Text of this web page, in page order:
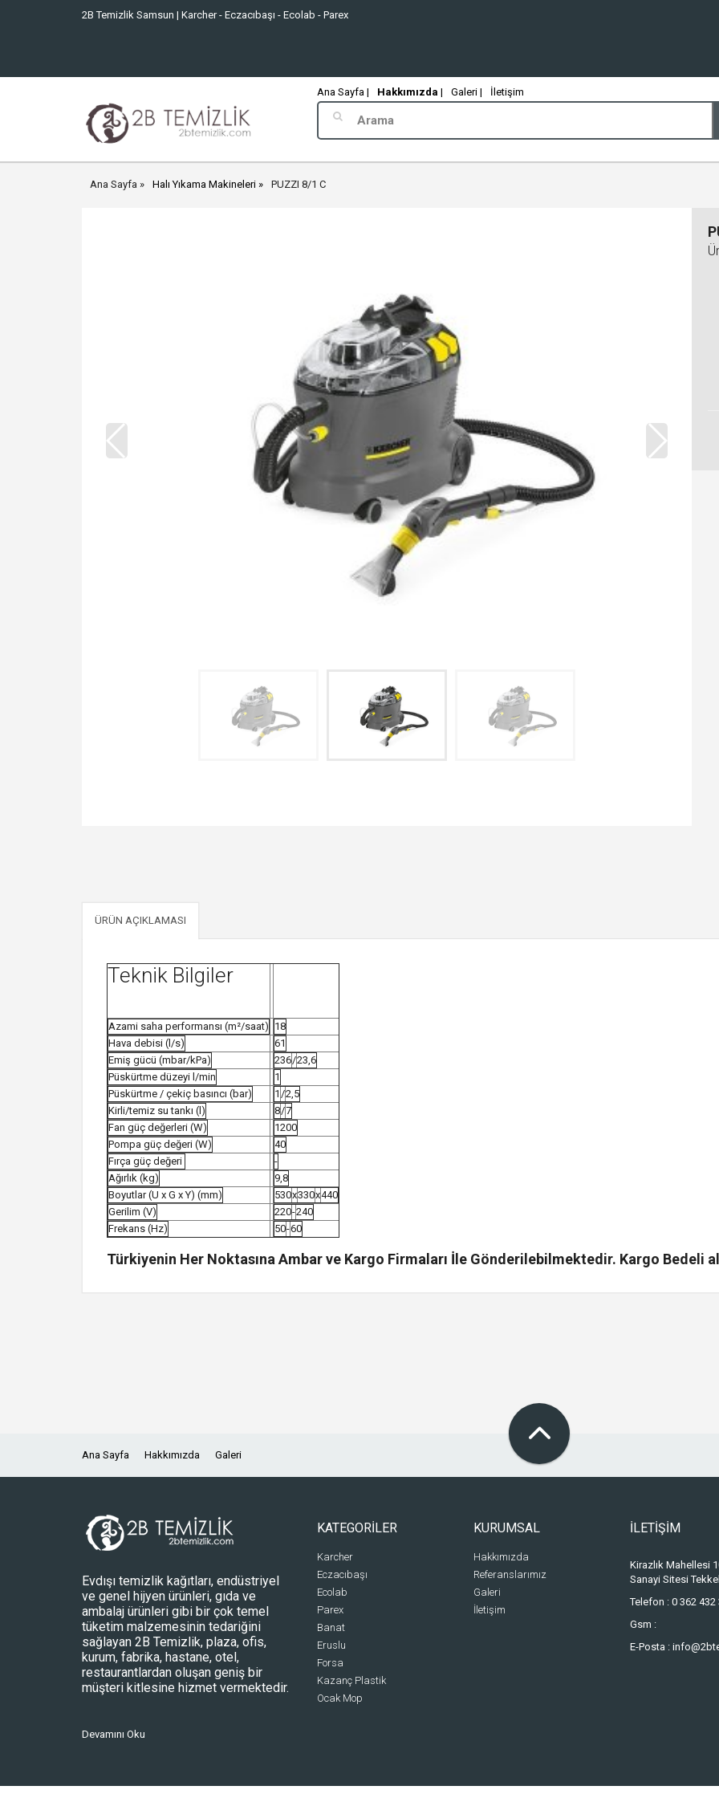
2B Temizlik Samsun | Karcher - Eczacıbaşı - Ecolab - Parex
Ana Sayfa | Hakkımızda | Galeri | İletişim
Ana Sayfa Halı Yıkama Makineleri PUZZI 8/1 C
ÜRÜN AÇIKLAMASI
Teknik Bilgiler
Azami saha performansı (m²/saat) 18
Hava debisi (l/s)
61
Emiş gücü (mbar/kPa)
236/23,6
Püskürtme düzeyi l/min
1
Püskürtme / çekiç basıncı (bar)
1 /2,5
Kirli/temiz su tankı (l)
8/7
Fan güç değerleri (W)
1200
Pompa güç değeri (W)
40
Fırça güç değeri
-
Ağırlık (kg)
9,8
Boyutlar (U x G x Y) (mm)
530x330x440
Gerilim (V)
220-240
Frekans (Hz)
50-60
Türkiyenin Her Noktasına Ambar ve Kargo Firmaları İle Gönderilebilmektedir. Kargo Bedeli
Ana Sayfa Hakkımızda Galeri
Evdışı temizlik kağıtları, endüstriyel
ve genel hijyen ürünleri, gıda ve
ambalaj ürünleri gibi bir çok temel
tüketim malzemesinin tedariğini
sağlayan 2B Temizlik, plaza, ofis,
kurum, fabrika, hastane, otel,
restaurantlardan oluşan geniş bir
müşteri kitlesine hizmet vermektedir.
Devamını Oku
KATEGORİLER
Karcher
Eczacıbaşı
Ecolab
Parex
Banat
Eruslu
Forsa
Kazanç Plastik
Ocak Mop
KURUMSAL
Hakkımızda
Referanslarımız
Galeri
İletişim
İLETİŞİM
Kirazlık Mahellesi
Sanayi Sitesi
Telefon : 0 362 432
Gsm :
E-Posta :